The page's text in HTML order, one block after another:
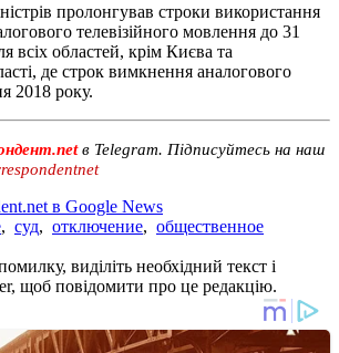
пролонгував строки використання
телевізійного мовлення до 31
всіх областей, крім Києва та
де строк вимкнення аналогового
2018 року.
в Telegram. Підписуйтесь на наш
в Google News
, суд, отключение, общественное
виділіть необхідний текст і
щоб повідомити про це редакцію.